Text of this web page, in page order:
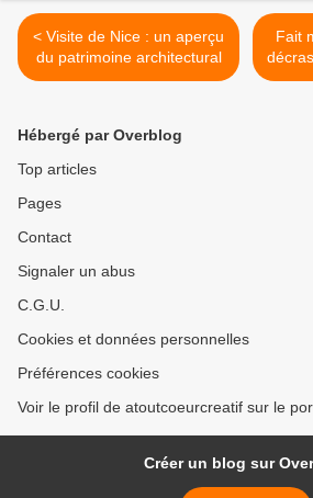
< Visite de Nice : un aperçu
du patrimoine architectural
Fait
Hébergé par Overblog
Top articles
Pages
Contact
Signaler un abus
C.G.U.
Cookies et données personnelles
Préférences cookies
Voir le profil de atoutcoeurcreatif sur le
Créer un blog sur